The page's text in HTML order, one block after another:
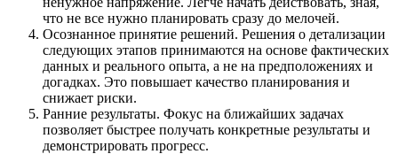
что не все нужно планировать сразу до мелочей.
Осознанное принятие решений. Решения о детализации
следующих этапов принимаются на основе фактических
данных и реального опыта, а не на предположениях и
догадках. Это повышает качество планирования и
снижает риски.
Ранние результаты. Фокус на ближайших задачах
позволяет быстрее получать конкретные результаты и
демонстрировать прогресс.